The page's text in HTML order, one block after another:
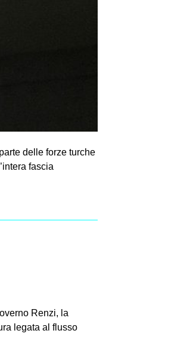
delle forze turche
fascia
Renzi, la
legata al flusso